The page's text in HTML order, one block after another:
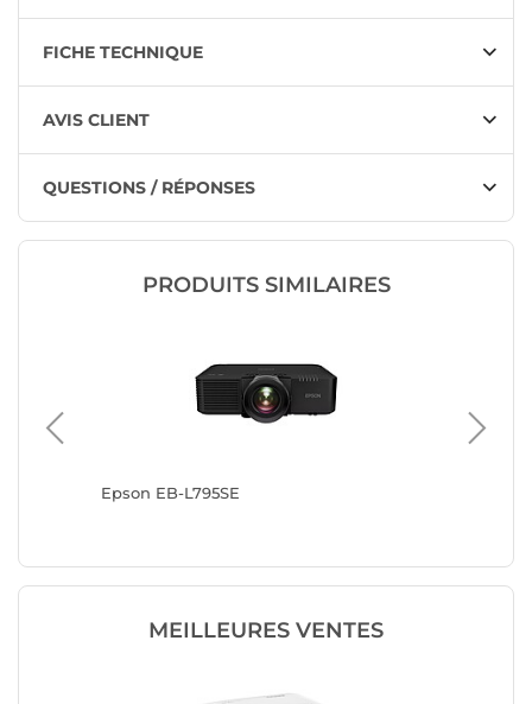
FICHE TECHNIQUE
AVIS CLIENT
QUESTIONS / RÉPONSES
PRODUITS SIMILAIRES
Epson EB-L795SE
MEILLEURES VENTES